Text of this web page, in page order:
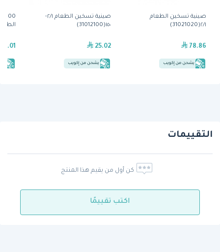
صينية تسخين الطعام
٢/١(31021020)
78.86
يشحن من إكويب
صينية تسخين الطعام ٢/١-
١٥٠(31012100)
25.02
يشحن من إكويب
التقييمات
كن أول من يقيم هذا المنتج
اكتب تقييمًا